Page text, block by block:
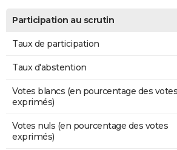
Participation au scrutin
Taux de participation
Taux d'abstention
Votes blancs (en pourcentage des votes
exprimés)
Votes nuls (en pourcentage des votes
exprimés)